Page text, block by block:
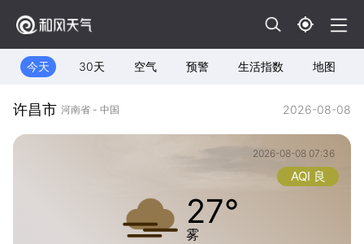
今天 30天 空气 预警 生活指数 地图
许昌市 河南省 - 中国 2026-08-08
2026-08-08 07:36
27°
雾
AQI 良